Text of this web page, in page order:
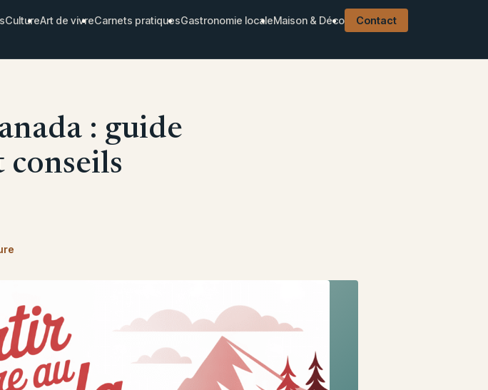
CultureArt de vivreCarnets pratiquesGastronomie localeMaison & Déco Contact
: guide
conseils